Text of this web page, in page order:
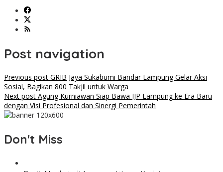
Post navigation
Previous post GRIB Jaya Sukabumi Bandar Lampung Gelar Aksi
Sosial, Bagikan 800 Takjil untuk Warga
Next post Agung Kurniawan Siap Bawa IJP Lampung ke Era Baru
dengan Visi Profesional dan Sinergi Pemerintah
Don't Miss